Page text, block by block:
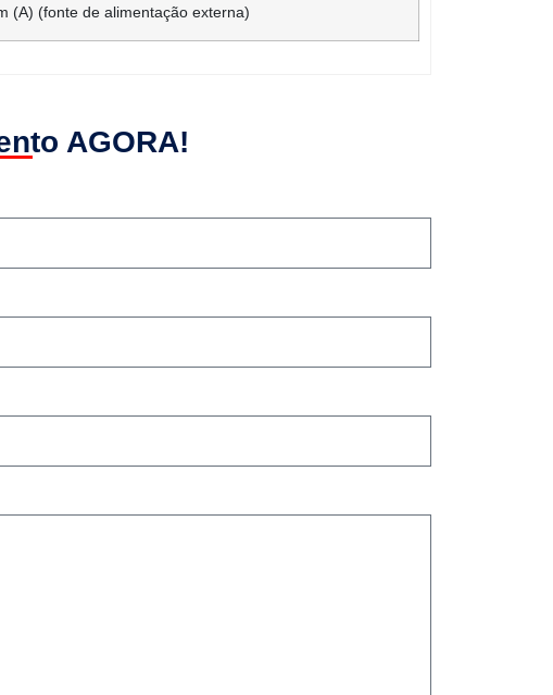
(A) (fonte de alimentação externa)
AGORA!